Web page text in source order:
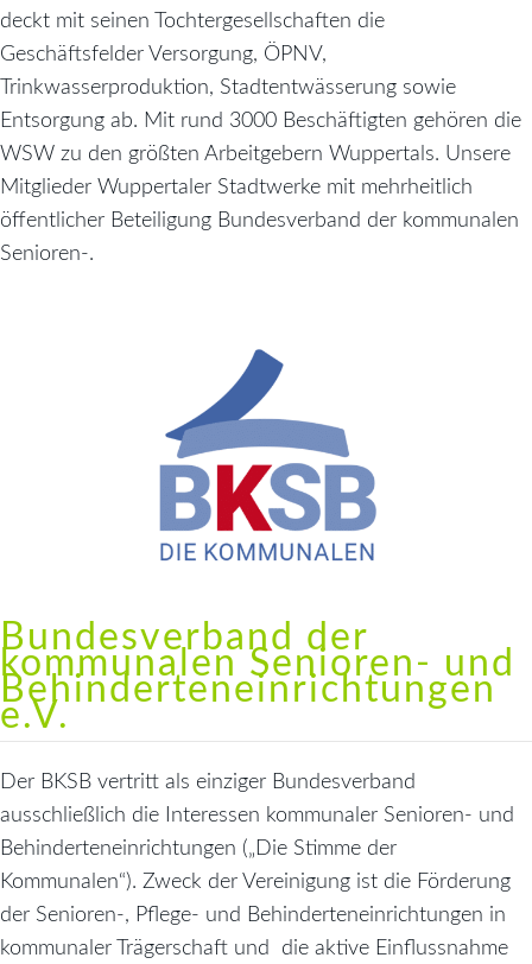
deckt mit seinen Tochtergesellschaften die
Geschäftsfelder Versorgung, ÖPNV,
Trinkwasserproduktion, Stadtentwässerung sowie
Entsorgung ab. Mit rund 3000 Beschäftigten gehören die
WSW zu den größten Arbeitgebern Wuppertals. Unsere
Mitglieder Wuppertaler Stadtwerke mit mehrheitlich
öffentlicher Beteiligung Bundesverband der kommunalen
Senioren-.
Bundesverband der
kommunalen Senioren- und
Behinderteneinrichtungen
e.V.
Der BKSB vertritt als einziger Bundesverband
ausschließlich die Interessen kommunaler Senioren- und
Behinderteneinrichtungen („Die Stimme der
Kommunalen“). Zweck der Vereinigung ist die Förderung
der Senioren-, Pflege- und Behinderteneinrichtungen in
kommunaler Trägerschaft und die aktive Einflussnahme